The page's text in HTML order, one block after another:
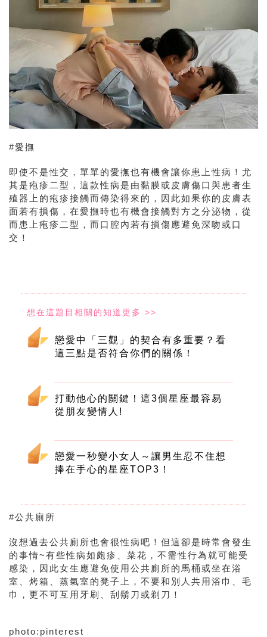
#愛撫
即使不是性交，單單的愛撫也有機會讓你患上性病！尤
其是疱疹二型，這款性病是由黏膜或皮膚傷口與患者生
殖器上的疱疹接觸而傳染得來的，因此如果你的皮膚表
面若有損傷，在愛撫時也有機會接觸對方之分泌物，從
而患上疱疹二型，而口腔內若有損傷應避免深吻或口
交！
戀愛中「三觀」的契合有多重要？看
這三點是否符合你們的關係！
打動他心的關鍵！這3個星座最容易
從朋友變情人!
戀愛一秒變小女人～讓男生忍不住想
捧在手心的星座TOP3！
#公共廁所
沒想過去公共廁所也會很性病吧！但這卻是時常會發生
的事情~有些性病如皰疹、菜花，不需性行為就可能受
感染，因此女生應避免使用公共廁所的馬桶或坐在浴
室、烤箱、蒸氣室的凳子上，不要和別人共用浴巾、毛
巾，更不可互用牙刷、刮鬍刀或剃刀！
photo:pinterest